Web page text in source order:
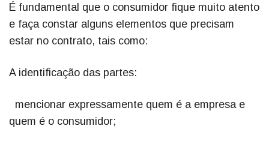
É fundamental que o consumidor fique muito atento
e faça constar alguns elementos que precisam
estar no contrato, tais como:
A identificação das partes:
mencionar expressamente quem é a empresa e
quem é o consumidor;